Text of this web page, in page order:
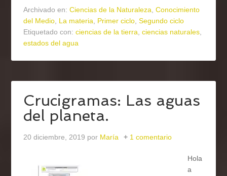
Archivado en:Ciencias de la Naturaleza,Conocimiento
del Medio, La materia, Primer ciclo,Segundo ciclo
Etiquetado con:ciencias de la tierra,ciencias naturales,
estados del agua
Crucigramas: Las aguas
del planeta.
20 diciembre, 2019 por María 1 comentario
Hola
a